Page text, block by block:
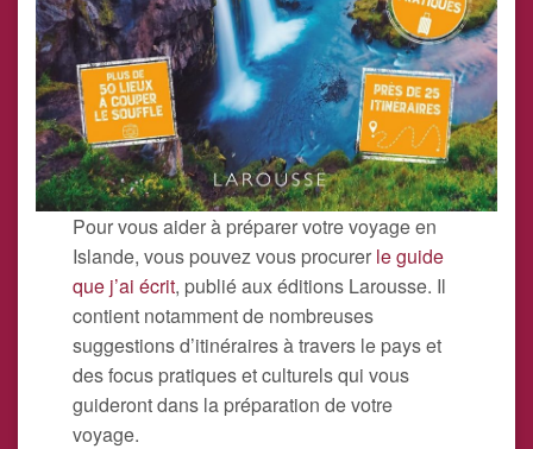
Pour vous aider à préparer votre voyage en
Islande, vous pouvez vous procurer le guide
que j’ai écrit, publié aux éditions Larousse. Il
contient notamment de nombreuses
suggestions d’itinéraires à travers le pays et
des focus pratiques et culturels qui vous
guideront dans la préparation de votre
voyage.